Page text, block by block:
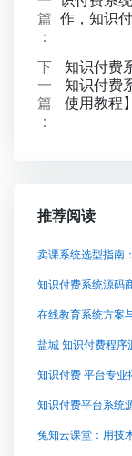
篇
：
作，知识
下
一
篇
：
知识付费
知识付费
使用教程】
推荐阅读
卖课系统选型指南
知识付费系统源码
在线教育系统方案
知识付费平台系统
兔知云课堂：用技